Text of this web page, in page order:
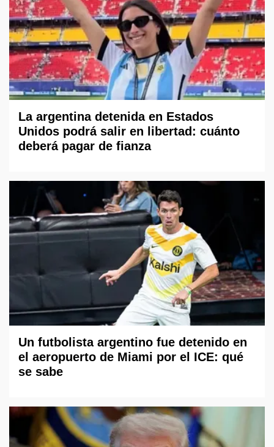
La argentina detenida en Estados
Unidos podrá salir en libertad: cuánto
deberá pagar de fianza
Un futbolista argentino fue detenido en
el aeropuerto de Miami por el ICE: qué
se sabe